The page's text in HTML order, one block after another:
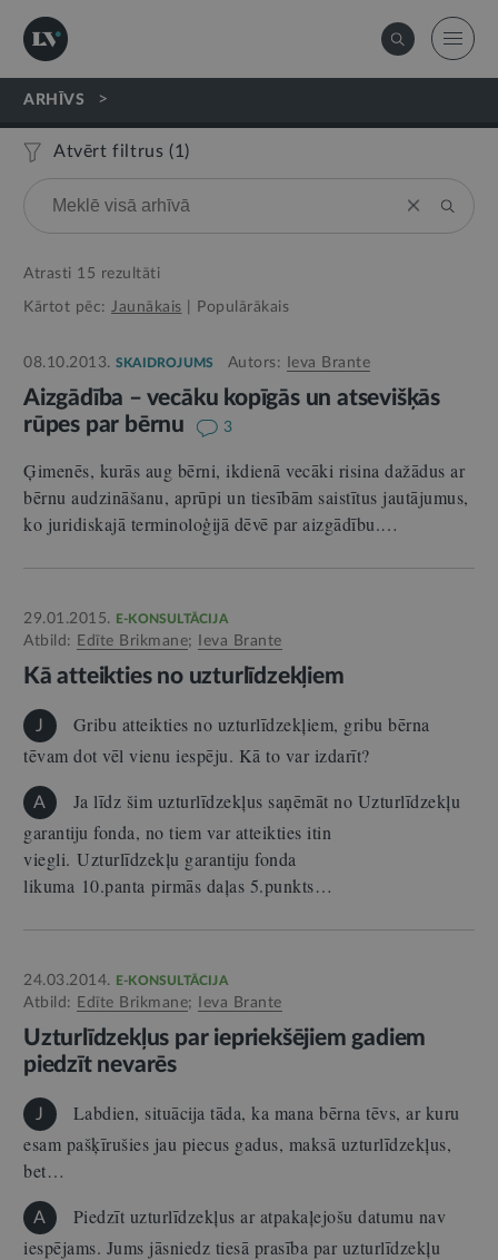
ARHĪVS >
Atvērt filtrus (1 )
Atrasti 15 rezultāti
Kārtot pēc: Jaunākais Populārākais
08.10.2013. SKAIDROJUMS Autors: Ieva Brante
Aizgādība – vecāku kopīgās un atsevišķās
rūpes par bērnu
3
Ģimenēs, kurās aug bērni, ikdienā vecāki risina dažādus ar
bērnu audzināšanu, aprūpi un tiesībām saistītus jautājumus,
ko juridiskajā terminoloģijā dēvē par aizgādību.…
29.01.2015. E-KONSULTĀCIJA
Atbild: Edīte Brikmane; Ieva Brante
Kā atteikties no uzturlīdzekļiem
J
Gribu atteikties no uzturlīdzekļiem, gribu bērna
tēvam dot vēl vienu iespēju. Kā to var izdarīt?
A
Ja līdz šim uzturlīdzekļus saņēmāt no Uzturlīdzekļu
garantiju fonda, no tiem var atteikties itin
viegli. Uzturlīdzekļu garantiju fonda
likuma 10.panta pirmās daļas 5.punkts…
24.03.2014. E-KONSULTĀCIJA
Atbild: Edīte Brikmane; Ieva Brante
Uzturlīdzekļus par iepriekšējiem gadiem
piedzīt nevarēs
J
Labdien, situācija tāda, ka mana bērna tēvs, ar kuru
esam pašķīrušies jau piecus gadus, maksā uzturlīdzekļus,
bet…
A
Piedzīt uzturlīdzekļus ar atpakaļejošu datumu nav
iespējams. Jums jāsniedz tiesā prasība par uzturlīdzekļu